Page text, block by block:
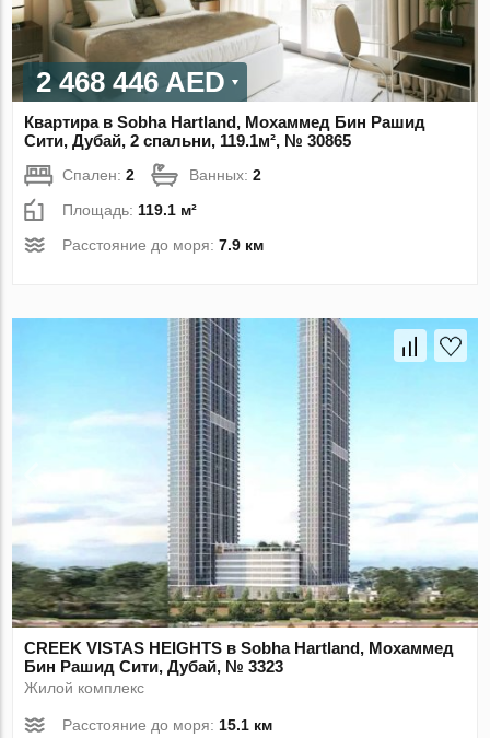
2 468 446 AED
Квартира в Sobha Hartland, Мохаммед Бин Рашид
Сити, Дубай, 2 спальни, 119.1м², № 30865
Спален:2 Ванных:2
Площадь: 119.1 м²
Расстояние до моря:7.9 км
CREEK VISTAS HEIGHTS в Sobha Hartland, Мохаммед
Бин Рашид Сити, Дубай, № 3323
Жилой комплекс
Расстояние до моря:15.1 км